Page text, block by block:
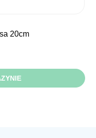
20cm